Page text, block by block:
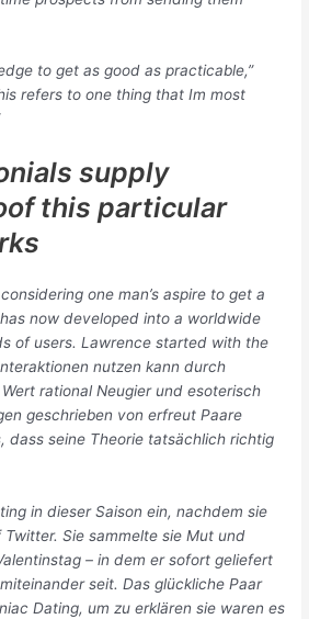
to get as good as practicable,”
refers to one thing that Im most
supply
this particular
one man’s aspire to get a
now developed into a worldwide
of users. Lawrence started with the
nutzen kann durch
rational Neugier und esoterisch
geschrieben von erfreut Paare
dass seine Theorie tatsächlich richtig
in dieser Saison ein, nachdem sie
Sie sammelte sie Mut und
– in dem er sofort geliefert
seit. Das glückliche Paar
Dating, um zu erklären sie waren es